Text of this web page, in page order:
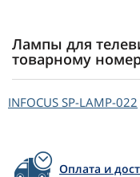
Лампы для
товарному
INFOCUS SP-LAMP-022
Оплата и